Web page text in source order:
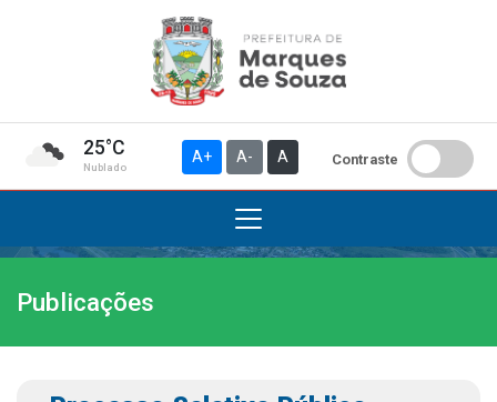
25°C
Nublado
A+ A- A Contraste
Institucional
A Prefeitura
Publicações